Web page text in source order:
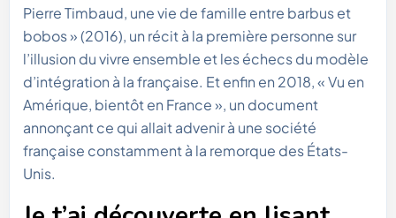
Pierre Timbaud, une vie de famille entre barbus et
bobos » (2016), un récit à la première personne sur
l’illusion du vivre ensemble et les échecs du modèle
d’intégration à la française. Et enfin en 2018, « Vu en
Amérique, bientôt en France », un document
annonçant ce qui allait advenir à une société
française constamment à la remorque des États-
Unis.